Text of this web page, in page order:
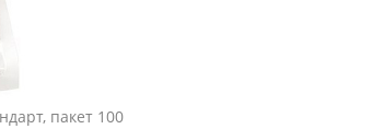
пакет 100